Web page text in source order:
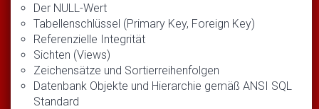
Der NULL-Wert
Tabellenschlüssel (Primary Key, Foreign Key)
Referenzielle Integrität
Sichten (Views)
Zeichensätze und Sortierreihenfolgen
Datenbank Objekte und Hierarchie gemäß ANSI SQL
Standard